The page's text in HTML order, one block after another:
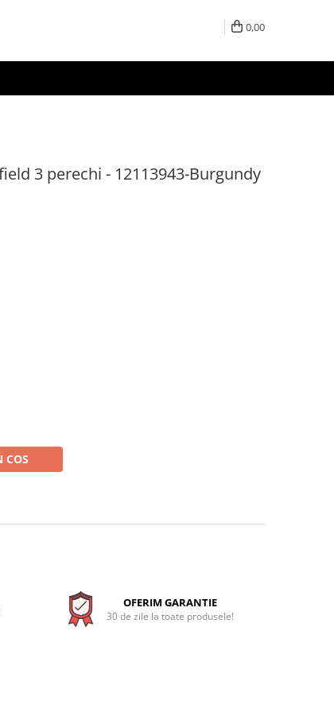
0,00
3 perechi - 12113943-Burgundy
COS
OFERIM GARANTIE
30 de zile la toate produsele!